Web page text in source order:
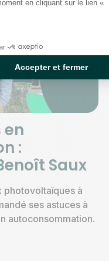
en
:
Saux
photovoltaïques à
ses astuces à
autoconsommation.
en cliquant sur le lien «
Accepter et fermer